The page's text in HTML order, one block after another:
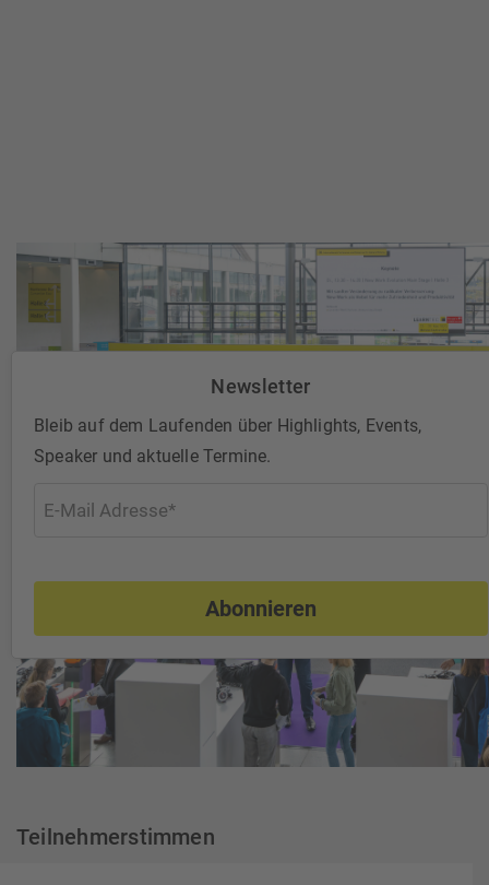
Newsletter
Bleib auf dem Laufenden über Highlights, Events,
Speaker und aktuelle Termine.
Abonnieren
Teilnehmerstimmen